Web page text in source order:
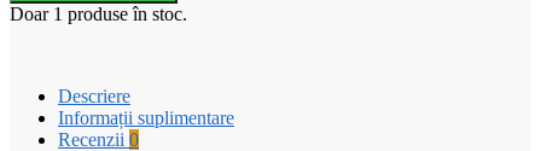
Doar 1 produse în stoc.
Descriere
Informații suplimentare
Recenzii 0